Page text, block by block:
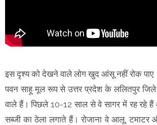
इस दृश्य को देखने वाले लोग खुद आंसू नहीं रोक पाए
पवन साहू मूल रूप से उत्तर प्रदेश के ललितपुर
वाले हैं। पिछले 10-12 साल से वे सागर में रह रहे हैं
सब्जी का ठेला लगाते हैं। रोजाना वे आलू, टमाटर